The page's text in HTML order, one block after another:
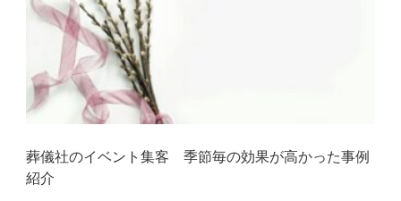
葬儀社のイベント集客 季節毎の効果が高かった事例
紹介